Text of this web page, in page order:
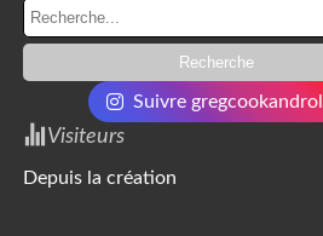
Suivre gregcookandroll
Visiteurs
Depuis la création